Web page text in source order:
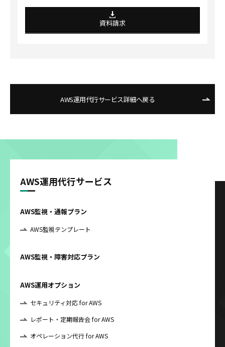
資料請求
AWS運用代行サービス詳細へ戻る
AWS運用代行サービス
AWS監視・通報プラン
AWS監視テンプレート
AWS監視・障害対応プラン
AWS運用オプション
セキュリティ対応 for AWS
レポート・定期報告会 for AWS
オペレーション代行 for AWS